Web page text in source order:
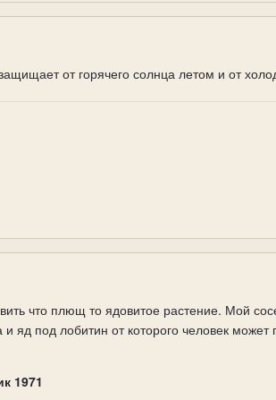
от горячего солнца летом и от
что плющ то ядовитое растение. Мой
и яд под лобитин от которого человек
1971